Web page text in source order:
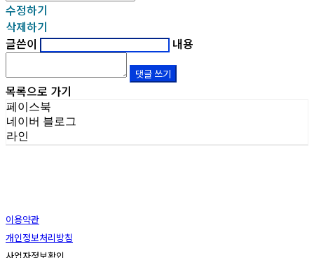
수정하기
삭제하기
글쓴이
내용
댓글 쓰기
목록으로 가기
페이스북
네이버 블로그
라인
이용약관
개인정보처리방침
사업자정보확인